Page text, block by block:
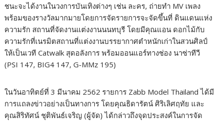
ชนะจะได้งานในวงการบันเทิงต่างๆ เช่น ละคร, ถ่ายทำ MV เพลง
พร้อมของรางวัลมากมายโดยการจัดรายการจะจัดขึ้นที่ ดินแดนแห่ง
ความรัก สถานที่จัดงานแต่งงานนนทบุรี โดยมีคุณแอน ดอกไม้กับ
ความรักที่เนรมิตสถานที่แต่งงานบรรยากาศตำหนักเก่าในสวนศิลป์
ให้เป็นเวที Catwalk สุดอลังการ พร้อมออนแอร์ทางช่อง นาซ่าทีวี
(PSI 147, BIG4 147, G-MMz 195)
ในวันอาทิตย์ที่ 3 มีนาคม 2562 รายการ Zabb Model Thailand ได้มี
การแถลงข่าวอย่างเป็นทางการ โดยคุณธิดารัตน์ ศิริเลิศฤทัย และ
คุณสิริทัศน์ ชุติพันธ์เจริญ (ผู้จัด) ได้กล่าวถึงจุดประสงค์ในการจัด